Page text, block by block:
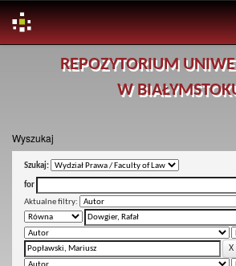
REPOZYTORIUM
W
Wyszukaj
Szukaj:
for
Aktualne filtry: